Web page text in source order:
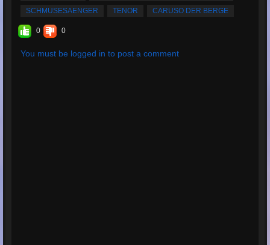
SCHMUSESAENGER
TENOR CARUSO DER BERGE
0 0
You must be logged in to post a comment